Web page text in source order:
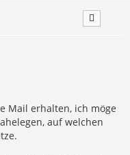
Mail erhalten, ich möge
auf welchen